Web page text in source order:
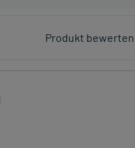
Produkt